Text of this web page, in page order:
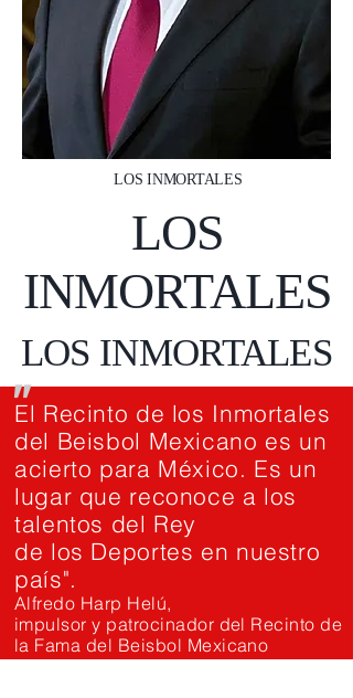
LOS INMORTALES
LOS
INMORTALES
LOS INMORTALES
El Recinto de los Inmortales
del Beisbol Mexicano es un
acierto para México. Es un
lugar que reconoce a los
talentos del Rey
de los Deportes en nuestro
país".
Alfredo Harp Helú,
impulsor y patrocinador del Recinto de
la Fama del Beisbol Mexicano
"